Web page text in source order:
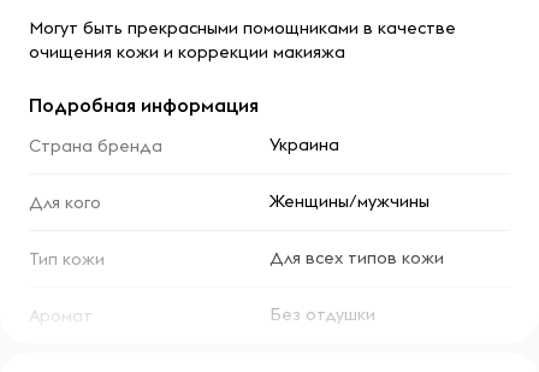
Могут быть прекрасными помощниками в качестве
очищения кожи и коррекции макияжа
Подробная информация
Страна бренда Украина
Для кого Женщины/мужчины
Тип кожи Для всех типов кожи
Аромат Без отдушки